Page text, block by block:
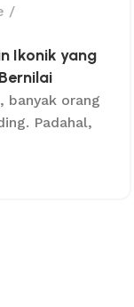
Ikonik yang
banyak orang
Padahal,